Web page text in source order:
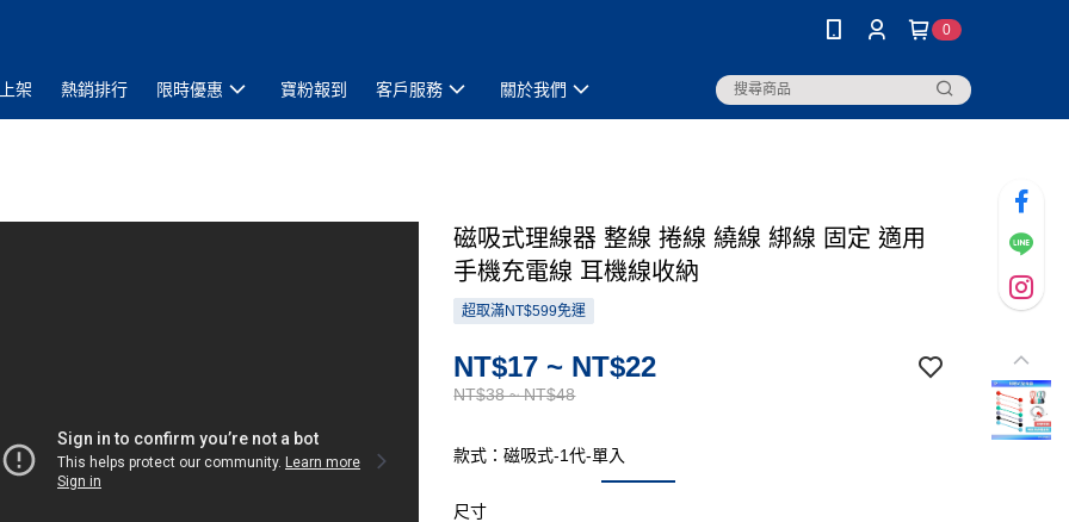
0
架 熱銷排行 限時優惠 寶粉報到 客戶服務 關於我們
磁吸式理線器 整線 捲線 繞線 綁線 固定 適用
手機充電線 耳機線收納
超取滿NT$599免運
NT$38 ~ NT$48
NT$17 ~ NT$22
款式：磁吸式-1代-單入
尺寸